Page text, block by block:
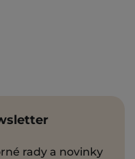
rady a novinky